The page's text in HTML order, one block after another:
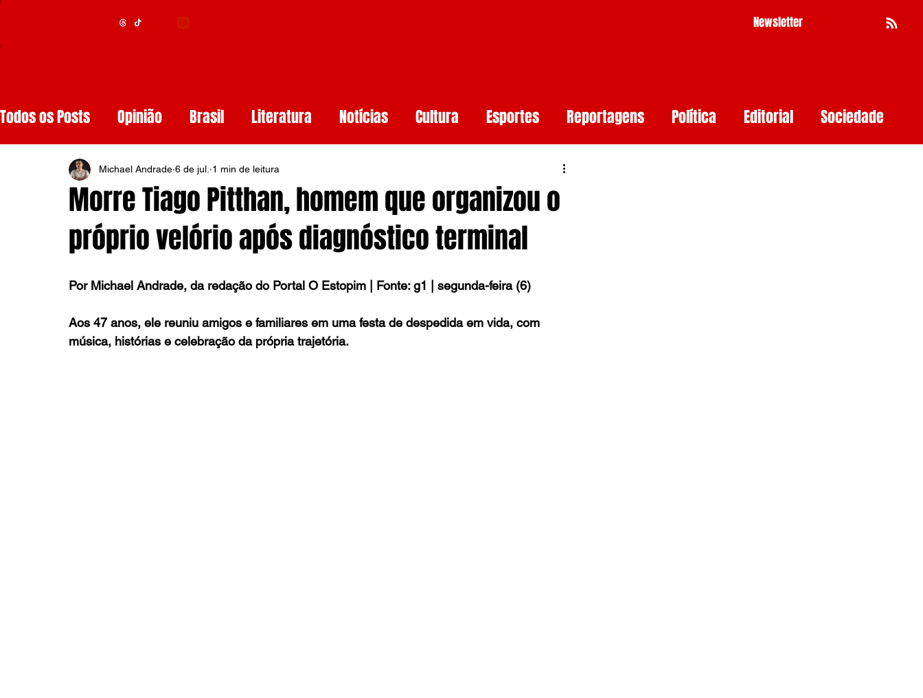
Newsletter
Todos os Posts Opinião Brasil Literatura Notícias Cultura Esportes Reportagens Política Editorial Sociedade
Educação Segurança Obituários Meio ambiente
Resenhas de Livros Inteligência Artificial Smartphones e Tendências
Diários de Leitura Reviews Copa do Mundo
Morre Tiago Pitthan, homem que organizou o
próprio velório após diagnóstico terminal
Michael Andrade 6 de jul. 1 min de leitura
Por Michael Andrade, da redação do Portal O Estopim | Fonte: g1 | segunda-feira (6)
Aos 47 anos, ele reuniu amigos e familiares em uma festa de despedida em vida, com
música, histórias e celebração da própria trajetória.